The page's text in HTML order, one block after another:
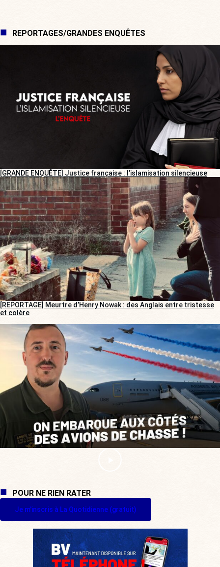
REPORTAGES/GRANDES ENQUÊTES
[GRANDE ENQUÊTE] Justice française : l’islamisation silencieuse
[REPORTAGE] Meurtre d’Henry Nowak : des Anglais entre tristesse
et colère
POUR NE RIEN RATER
Je m'inscris à La Quotidienne (gratuit)